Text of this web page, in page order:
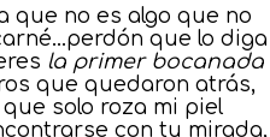
que no es algo que no
que lo diga
la primer bocanada
que quedaron atrás,
solo roza mi piel
con tu mirada,